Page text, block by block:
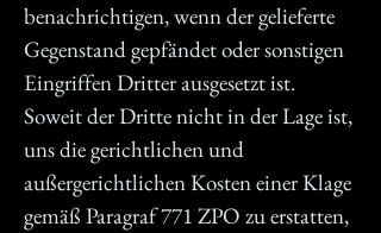
benachrichtigen, wenn der gelieferte
Gegenstand gepfändet oder sonstigen
Eingriffen Dritter ausgesetzt ist.
Soweit der Dritte nicht in der Lage ist,
uns die gerichtlichen und
außergerichtlichen Kosten einer Klage
gemäß Paragraf 771 ZPO zu erstatten,